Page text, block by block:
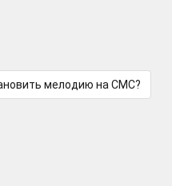
мелодию на СМС?